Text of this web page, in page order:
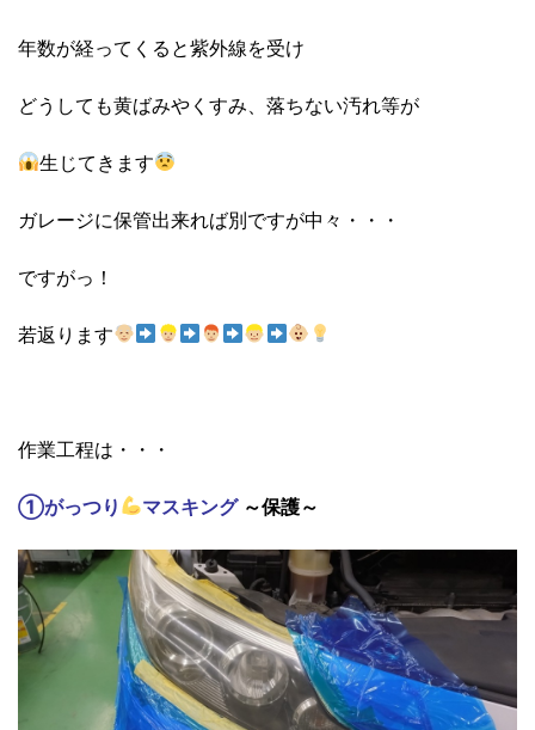
年数が経ってくると紫外線を受け
どうしても黄ばみやくすみ、落ちない汚れ等が
生じてきます
ガレージに保管出来れば別ですが中々・・・
ですがっ！
若返ります
作業工程は・・・
①がっつり マスキング ～保護～